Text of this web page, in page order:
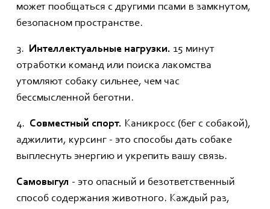
может пообщаться с другими псами в замкнутом,
безопасном пространстве.
3. Интеллектуальные нагрузки. 15 минут
отработки команд или поиска лакомства
утомляют собаку сильнее, чем час
бессмысленной беготни.
4. Совместный спорт. Каникросс (бег с собакой),
аджилити, курсинг - это способы дать собаке
выплеснуть энергию и укрепить вашу связь.
Самовыгул - это опасный и безответственный
способ содержания животного. Каждый раз,